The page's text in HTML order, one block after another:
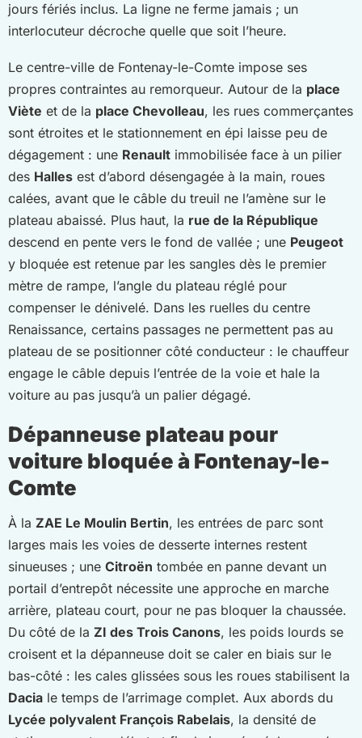
jours fériés inclus. La ligne ne ferme jamais ; un
interlocuteur décroche quelle que soit l’heure.
Le centre-ville de Fontenay-le-Comte impose ses
propres contraintes au remorqueur. Autour de la place
Viète et de la place Chevolleau, les rues commerçantes
sont étroites et le stationnement en épi laisse peu de
dégagement : une Renault immobilisée face à un pilier
des Halles est d’abord désengagée à la main, roues
calées, avant que le câble du treuil ne l’amène sur le
plateau abaissé. Plus haut, la rue de la République
descend en pente vers le fond de vallée ; une Peugeot
y bloquée est retenue par les sangles dès le premier
mètre de rampe, l’angle du plateau réglé pour
compenser le dénivelé. Dans les ruelles du centre
Renaissance, certains passages ne permettent pas au
plateau de se positionner côté conducteur : le chauffeur
engage le câble depuis l’entrée de la voie et hale la
voiture au pas jusqu’à un palier dégagé.
Dépanneuse plateau pour
voiture bloquée à Fontenay-le-
Comte
À la ZAE Le Moulin Bertin, les entrées de parc sont
larges mais les voies de desserte internes restent
sinueuses ; une Citroën tombée en panne devant un
portail d’entrepôt nécessite une approche en marche
arrière, plateau court, pour ne pas bloquer la chaussée.
Du côté de la ZI des Trois Canons, les poids lourds se
croisent et la dépanneuse doit se caler en biais sur le
bas-côté : les cales glissées sous les roues stabilisent la
Dacia le temps de l’arrimage complet. Aux abords du
Lycée polyvalent François Rabelais, la densité de